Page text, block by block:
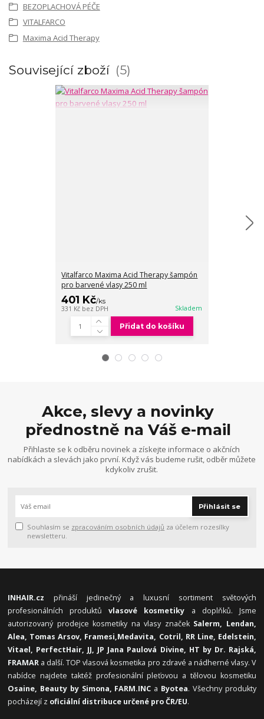
BEZOPLACHOVÁ PÉČE
VITALFARCO
Maxima Acid Therapy
Související zboží 5
Vitalfarco Maxima Acid Therapy šampón
pro barvené vlasy 250 ml
401 Kč/ks
331 Kč bez DPH Skladem
Přidat do košíku
Akce, slevy a novinky
přednostně na Váš e-mail
Přihlaste se k odběru novinek a získejte informace o akčních
nabídkách a slevách jako první. Když vás budeme rušit, odběr můžete
kdykoliv zrušit.
Přihlásit se
Souhlasím se zpracováním osobních údajů za účelem rozesílky
newsletteru.
INHAIR.cz přináší jedinečný a luxusní sortiment světových
profesionálních produktůvlasové kosmetiky a doplňků. Jsme
autorizovaný prodejce kosmetiky na vlasy značek Salerm, Lendan,
Alea, Tomas Arsov, Framesi,Medavita, Cotril, RR Line, Edelstein,
Vitael, PerfectHair, JJ, JP Jana Paulová Divine, HT by Dr. Rajská,
FRAMAR a další. TOP vlasová kosmetika pro zdravé a nádherné vlasy. V
nabídce najdete taktéž profesionální pleťovou a tělovou kosmetiku
Osaine, Beauty by Simona, FARM.INC a Byotea. Všechny produkty
pocházejí z oficiální distribuce určené pro ČR/EU.